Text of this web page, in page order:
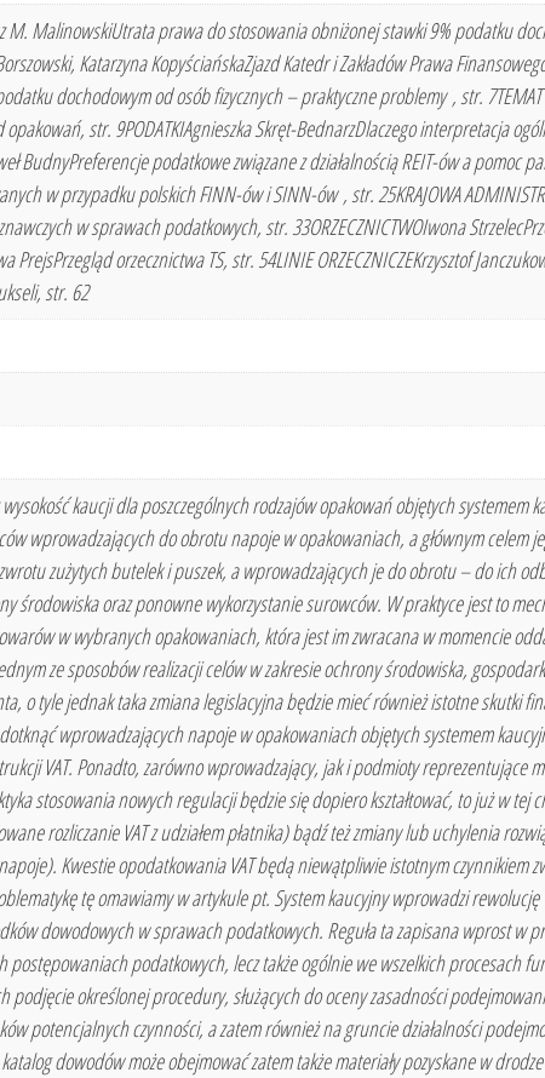
M. MalinowskiUtrata prawa do stosowania obniżonej stawki 9% podatku
Borszowski, Katarzyna KopyściańskaZjazd Katedr i Zakładów Prawa
dochodowym od osób fizycznych – praktyczne problemy , str.
str. 9PODATKIAgnieszka Skręt-BednarzDlaczego interpretacja
BudnyPreferencje podatkowe związane z działalnością REIT-ów a pomoc
w przypadku polskich FINN-ów i SINN-ów , str. 25KRAJOWA
w sprawach podatkowych, str. 33ORZECZNICTWOIwona
PrejsPrzegląd orzecznictwa TS, str. 54LINIE ORZECZNICZEKrzysztof
str. 62
kaucji dla poszczególnych rodzajów opakowań objętych systemem
wprowadzających do obrotu napoje w opakowaniach, a głównym celem
zużytych butelek i puszek, a wprowadzających je do obrotu – do ich
środowiska oraz ponowne wykorzystanie surowców. W praktyce jest to
w wybranych opakowaniach, która jest im zwracana w momencie
ze sposobów realizacji celów w zakresie ochrony środowiska,
o tyle jednak taka zmiana legislacyjna będzie mieć również istotne skutki
wprowadzających napoje w opakowaniach objętych systemem
VAT. Ponadto, zarówno wprowadzający, jak i podmioty reprezentujące
stosowania nowych regulacji będzie się dopiero kształtować, to już w tej
rozliczanie VAT z udziałem płatnika) bądź też zmiany lub uchylenia
Kwestie opodatkowania VAT będą niewątpliwie istotnym czynnikiem
tę omawiamy w artykule pt. System kaucyjny wprowadzi
dowodowych w sprawach podatkowych. Reguła ta zapisana wprost w
podatkowych, lecz także ogólnie we wszelkich procesach
podjęcie określonej procedury, służących do oceny zasadności
potencjalnych czynności, a zatem również na gruncie działalności
dowodów może obejmować zatem także materiały pozyskane w